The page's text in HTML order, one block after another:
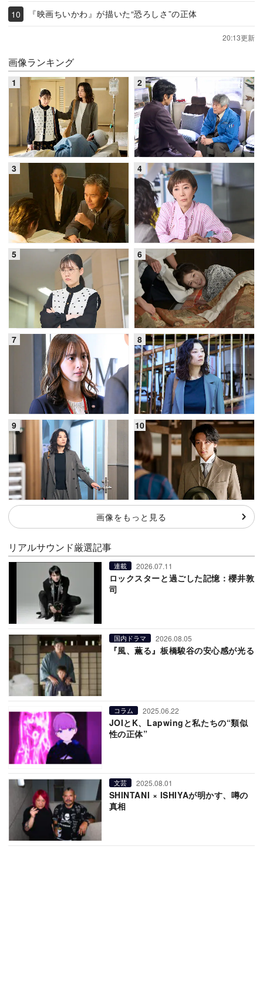
『映画ちいかわ』が描いた“恐ろしさ”の正体
20:13更新
画像ランキング
画像をもっと見る
リアルサウンド厳選記事
連載 2026.07.11
ロックスターと過ごした記憶：櫻井敦
司
国内ドラマ 2026.08.05
『風、薫る』板橋駿谷の安心感が光る
コラム 2025.06.22
JOIとK、Lapwingと私たちの“類似
性の正体”
文芸 2025.08.01
SHINTANI × ISHIYAが明かす、噂の
真相